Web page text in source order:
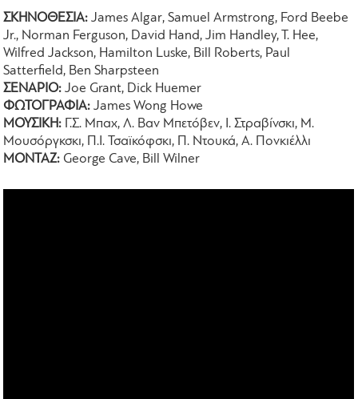
ΣΚΗΝΟΘΕΣΙΑ:James Algar, Samuel Armstrong, Ford Beebe
Jr., Norman Ferguson, David Hand, Jim Handley, T. Hee,
Wilfred Jackson, Hamilton Luske, Bill Roberts, Paul
Satterfield, Ben Sharpsteen
ΣΕΝΑΡΙΟ:Joe Grant, Dick Huemer
ΦΩΤΟΓΡΑΦΙΑ:James Wong Howe
ΜΟΥΣΙΚΗ: Γ.Σ. Μπαχ, Λ. Βαν Μπετόβεν, Ι. Στραβίνσκι, Μ.
Μουσόργκσκι, Π.Ι. Τσαϊκόφσκι, Π. Ντουκά, Α. Πονκιέλλι
ΜΟΝΤΑΖ: George Cave, Bill Wilner